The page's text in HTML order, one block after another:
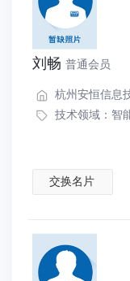
刘畅 普通会员
杭州安恒信息
技术领域： 智
交换名片